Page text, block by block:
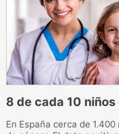
8 de cada 10
En España cerca de